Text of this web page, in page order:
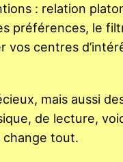
: relation
préférences, le
vos centres
mais aussi
de lecture,
change tout.